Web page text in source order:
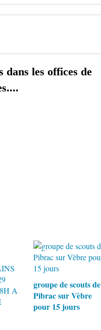
dans les offices de
groupe de scouts de
Pibrac sur Vèbre
pour 15 jours